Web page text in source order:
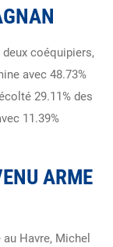
deux coéquipiers,
avec 48.73%
29.11% des
11.39%
ARME
Havre, Michel